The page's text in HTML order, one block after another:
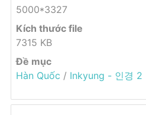
5000*3327
Kích thước file
7315 KB
Đề mục
Hàn Quốc / Inkyung - 인경 2